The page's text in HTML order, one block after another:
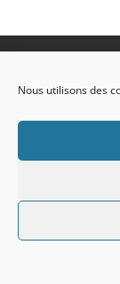
Nous utilisons des